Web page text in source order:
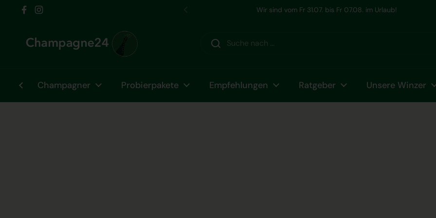
Zum Inhalt springen
FacebookInstagram
vom Fr 31.07. bis Fr 07.08. im Urlaub! Ihr Winzer Champagner Spezialist seit 2006
Champagner Probierpakete Empfehlungen Ratgeber Unsere Winzer